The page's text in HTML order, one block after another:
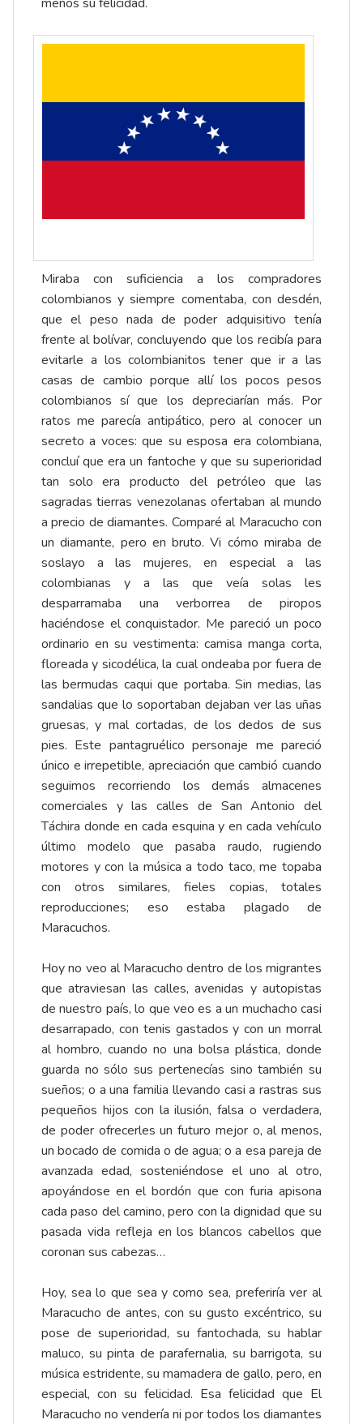
Miraba con suficiencia a los compradores
colombianos y siempre comentaba, con desdén,
que el peso nada de poder adquisitivo tenía
frente al bolívar, concluyendo que los recibía para
evitarle a los colombianitos tener que ir a las
casas de cambio porque allí los pocos pesos
colombianos sí que los depreciarían más. Por
ratos me parecía antipático, pero al conocer un
secreto a voces: que su esposa era colombiana,
concluí que era un fantoche y que su superioridad
tan solo era producto del petróleo que las
sagradas tierras venezolanas ofertaban al mundo
a precio de diamantes. Comparé al Maracucho con
un diamante, pero en bruto. Vi cómo miraba de
soslayo a las mujeres, en especial a las
colombianas y a las que veía solas les
desparramaba una verborrea de piropos
haciéndose el conquistador. Me pareció un poco
ordinario en su vestimenta: camisa manga corta,
floreada y sicodélica, la cual ondeaba por fuera de
las bermudas caqui que portaba. Sin medias, las
sandalias que lo soportaban dejaban ver las uñas
gruesas, y mal cortadas, de los dedos de sus
pies. Este pantagruélico personaje me pareció
único e irrepetible, apreciación que cambió cuando
seguimos recorriendo los demás almacenes
comerciales y las calles de San Antonio del
Táchira donde en cada esquina y en cada vehículo
último modelo que pasaba raudo, rugiendo
motores y con la música a todo taco, me topaba
con otros similares, fieles copias, totales
reproducciones; eso estaba plagado de
Maracuchos.
Hoy no veo al Maracucho dentro de los migrantes
que atraviesan las calles, avenidas y autopistas
de nuestro país, lo que veo es a un muchacho casi
desarrapado, con tenis gastados y con un morral
al hombro, cuando no una bolsa plástica, donde
guarda no sólo sus pertenecías sino también su
sueños; o a una familia llevando casi a rastras sus
pequeños hijos con la ilusión, falsa o verdadera,
de poder ofrecerles un futuro mejor o, al menos,
un bocado de comida o de agua; o a esa pareja de
avanzada edad, sosteniéndose el uno al otro,
apoyándose en el bordón que con furia apisona
cada paso del camino, pero con la dignidad que su
pasada vida refleja en los blancos cabellos que
coronan sus cabezas…
Hoy, sea lo que sea y como sea, preferiría ver al
Maracucho de antes, con su gusto excéntrico, su
pose de superioridad, su fantochada, su hablar
maluco, su pinta de parafernalia, su barrigota, su
música estridente, su mamadera de gallo, pero, en
especial, con su felicidad. Esa felicidad que El
Maracucho no vendería ni por todos los diamantes